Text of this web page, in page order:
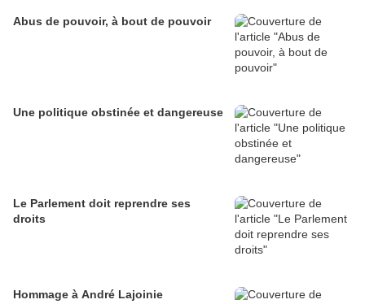
Abus de pouvoir, à bout de pouvoir
Une politique obstinée et dangereuse
Le Parlement doit reprendre ses
droits
Hommage à André Lajoinie